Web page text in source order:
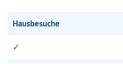
Hausbesuche
✓